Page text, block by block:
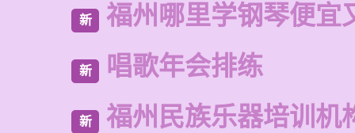
新 福州哪里学钢琴便宜
新 唱歌年会排练
新 福州民族乐器培训机